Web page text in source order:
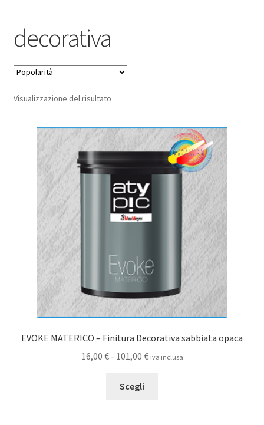
decorativa
Visualizzazione del risultato
EVOKE MATERICO – Finitura Decorativa sabbiata opaca
16,00 € - 101,00 €Fascia
iva inclusa
Scegli